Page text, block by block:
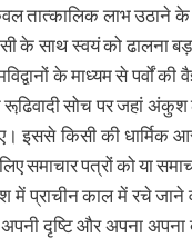
लाभ उठाने के
के साथ स्वयं को ढालना
के माध्यम से पर्वों
सोच पर जहां अंकुश
इससे किसी की
समाचार पत्रों को या
में प्राचीन काल में रचे
दृष्टि और अपना